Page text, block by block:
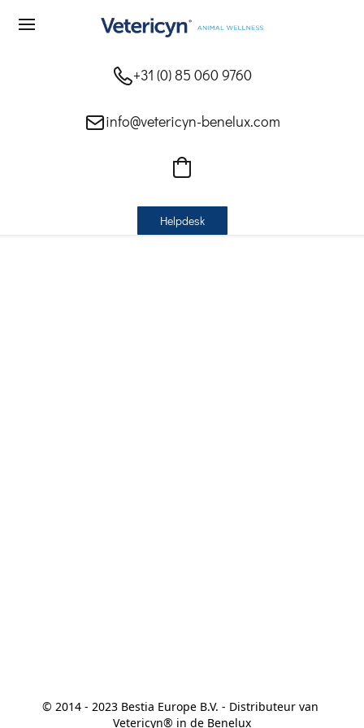
+31 (0) 85 060 9760
info@vetericyn-benelux.com
Helpdesk
© 2014 - 2023 Bestia Europe B.V. - Distributeur van
Vetericyn® in de Benelux